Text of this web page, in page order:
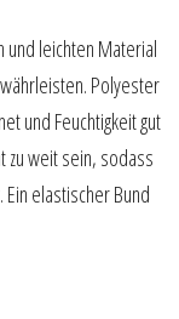
und leichten Material
Polyester
und Feuchtigkeit gut
zu weit sein, sodass
elastischer Bund